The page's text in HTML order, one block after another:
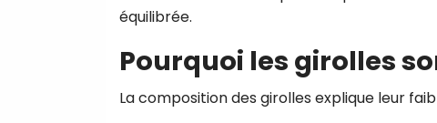
équilibrée.
Pourquoi les girolles
La composition des girolles explique leur